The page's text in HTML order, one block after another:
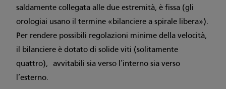
saldamente collegata alle due estremità, è fissa (gli
orologiai usano il termine «bilanciere a spirale libera»).
Per rendere possibili regolazioni minime della velocità,
il bilanciere è dotato di solide viti (solitamente
quattro), avvitabili sia verso l’interno sia verso
l’esterno.